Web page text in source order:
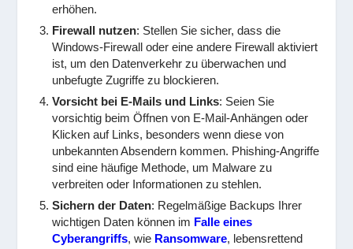
erhöhen.
Firewall nutzen: Stellen Sie sicher, dass die
Windows-Firewall oder eine andere Firewall aktiviert
ist, um den Datenverkehr zu überwachen und
unbefugte Zugriffe zu blockieren.
Vorsicht bei E-Mails und Links: Seien Sie
vorsichtig beim Öffnen von E-Mail-Anhängen oder
Klicken auf Links, besonders wenn diese von
unbekannten Absendern kommen. Phishing-Angriffe
sind eine häufige Methode, um Malware zu
verbreiten oder Informationen zu stehlen.
Sichern der Daten: Regelmäßige Backups Ihrer
wichtigen Daten können im Falle eines
Cyberangriffs, wie Ransomware, lebensrettend